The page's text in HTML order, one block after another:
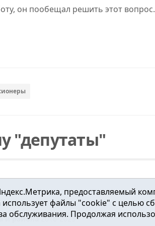
он пообещал решить этот вопрос.
"депутаты"
и района2016-2023
предоставляемый
файлы "cookie" с целью
обслуживания. Продолжая